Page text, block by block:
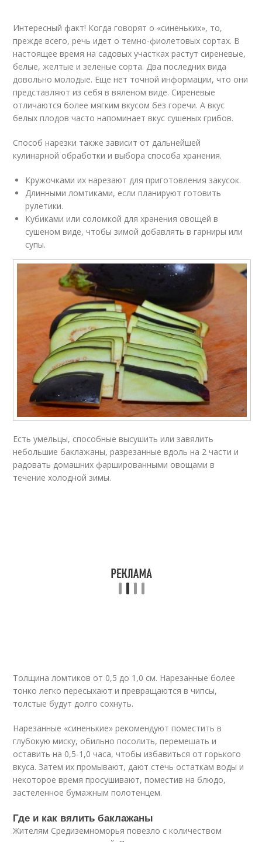
Интересный факт! Когда говорят о «синеньких», то,
прежде всего, речь идет о темно-фиолетовых сортах. В
настоящее время на садовых участках растут сиреневые,
белые, желтые и зеленые сорта. Два последних вида
довольно молодые. Еще нет точной информации, что они
представляют из себя в вяленом виде. Сиреневые
отличаются более мягким вкусом без горечи. А вкус
белых плодов часто напоминает вкус сушеных грибов.
Способ нарезки также зависит от дальнейшей
кулинарной обработки и выбора способа хранения.
Кружочками их нарезают для приготовления закусок.
Длинными ломтиками, если планируют готовить
рулетики.
Кубиками или соломкой для хранения овощей в
сушеном виде, чтобы зимой добавлять в гарниры или
супы.
Есть умельцы, способные высушить или завялить
небольшие баклажаны, разрезанные вдоль на 2 части и
радовать домашних фаршированными овощами в
течение холодной зимы.
Толщина ломтиков от 0,5 до 1,0 см. Нарезанные более
тонко легко пересыхают и превращаются в чипсы,
толстые будут долго сохнуть.
Нарезанные «синенькие» рекомендуют поместить в
глубокую миску, обильно посолить, перемешать и
оставить на 0,5-1,0 часа, чтобы избавиться от горького
вкуса. Затем их промывают, дают стечь остаткам воды и
некоторое время просушивают, поместив на блюдо,
застеленное бумажным полотенцем.
Где и как вялить баклажаны
Жителям Средиземноморья повезло с количеством